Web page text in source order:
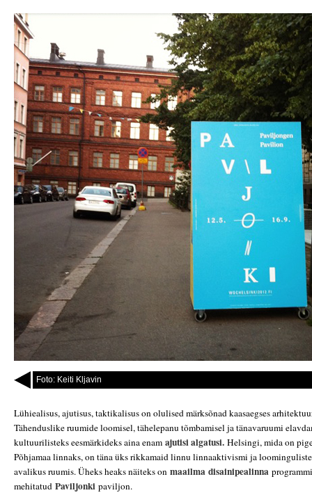
Foto: Keiti Kljavin
Lühiealisus, ajutisus, taktikalisus on olulised märksõnad kaasaegses
Tähenduslike ruumide loomisel, tähelepanu tõmbamisel ja tänavaruumi
kultuurilisteks eesmärkideks aina enam ajutisi algatusi. Helsingi, mida on
Põhjamaa linnaks, on täna üks rikkamaid linnu linnaaktivismi ja
avalikus ruumis. Üheks heaks näiteks on maailma disainipealinna
mehitatud Paviljonki paviljon.